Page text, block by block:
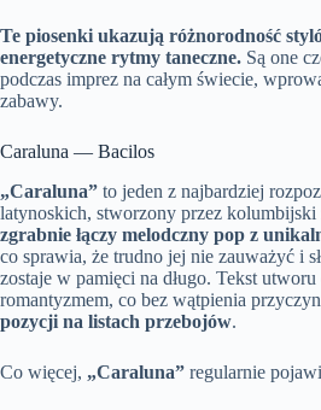
Te piosenki ukazują różnorodność
energetyczne rytmy taneczne. Są one
podczas imprez na całym świecie,
zabawy.
Caraluna — Bacilos
„Caraluna” to jeden z najbardziej
latynoskich, stworzony przez kolumbijski
zgrabnie łączy melodczny pop z
co sprawia, że trudno jej nie zauważyć i
zostaje w pamięci na długo. Tekst
romantyzmem, co bez wątpienia
pozycji na listach przebojów.
Co więcej, „Caraluna” regularnie